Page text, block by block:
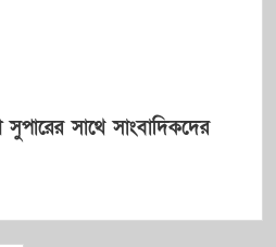
সাথে সাংবাদিকদের